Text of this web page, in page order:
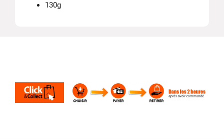
130g